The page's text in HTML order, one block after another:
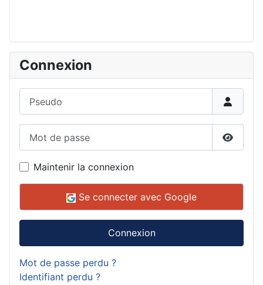
Connexion
Maintenir la connexion
Se connecter avec Google
Connexion
Mot de passe perdu ?
Identifiant perdu ?